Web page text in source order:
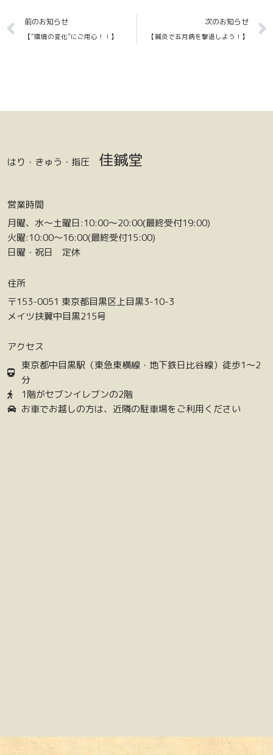
Prev
前のお知らせ
【“環境の変化”にご用心！！】
次のお知らせ
【鍼灸で五月病を撃退しよう！】
はり・きゅう・指圧 佳鍼堂
営業時間
月曜、水〜土曜日:10:00〜20:00(最終受付19:00)
火曜:10:00〜16:00(最終受付15:00)
日曜・祝日 定休
住所
〒153-0051 東京都目黒区上目黒3-10-3
メイツ扶翼中目黒215号
アクセス
東京都中目黒駅（東急東横線・地下鉄日比谷線）徒歩1〜2
分
1階がセブンイレブンの2階
お車でお越しの方は、近隣の駐車場をご利用ください